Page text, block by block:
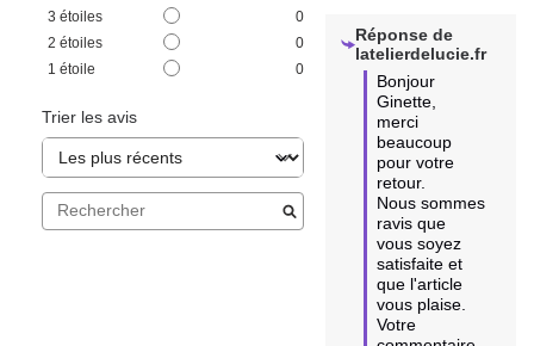
3 étoiles
0
2 étoiles
0
1 étoile 0
Trier les avis
Réponse de
latelierdelucie.fr
Bonjour
Ginette,
merci
beaucoup
pour votre
retour.
Nous sommes
ravis que
vous soyez
satisfaite et
que l'article
vous plaise.
Votre